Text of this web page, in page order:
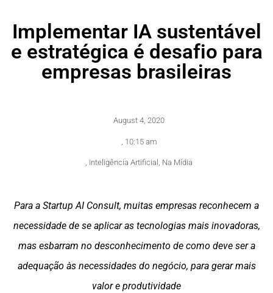
Implementar IA sustentável
e estratégica é desafio para
empresas brasileiras
August 4, 2020
10:15 am
, Inteligência Artificial , Na Mídia
Para a Startup AI Consult, muitas empresas reconhecem a
necessidade de se aplicar as tecnologias mais inovadoras,
mas esbarram no desconhecimento de como deve ser a
adequação às necessidades do negócio, para gerar mais
valor e produtividade